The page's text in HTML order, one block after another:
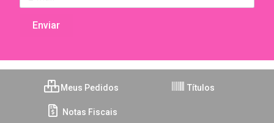
Meus Pedidos Títulos
Notas Fiscais